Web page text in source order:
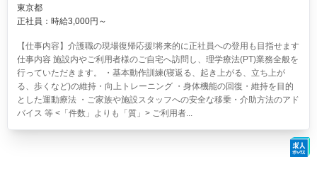
東京都
正社員：時給3,000円～
【仕事内容】介護職の現場復帰応援!将来的に正社員への登用も目指せます
仕事内容 施設内やご利用者様のご自宅へ訪問し、理学療法(PT)業務全般を
行っていただきます。 ・基本動作訓練(寝返る、起き上がる、立ち上が
る、歩くなど)の維持・向上トレーニング ・身体機能の回復・維持を目的
とした運動療法 ・ご家族や施設スタッフへの安全な移乗・介助方法のアド
バイス 等 <「件数」よりも「質」> ご利用者...